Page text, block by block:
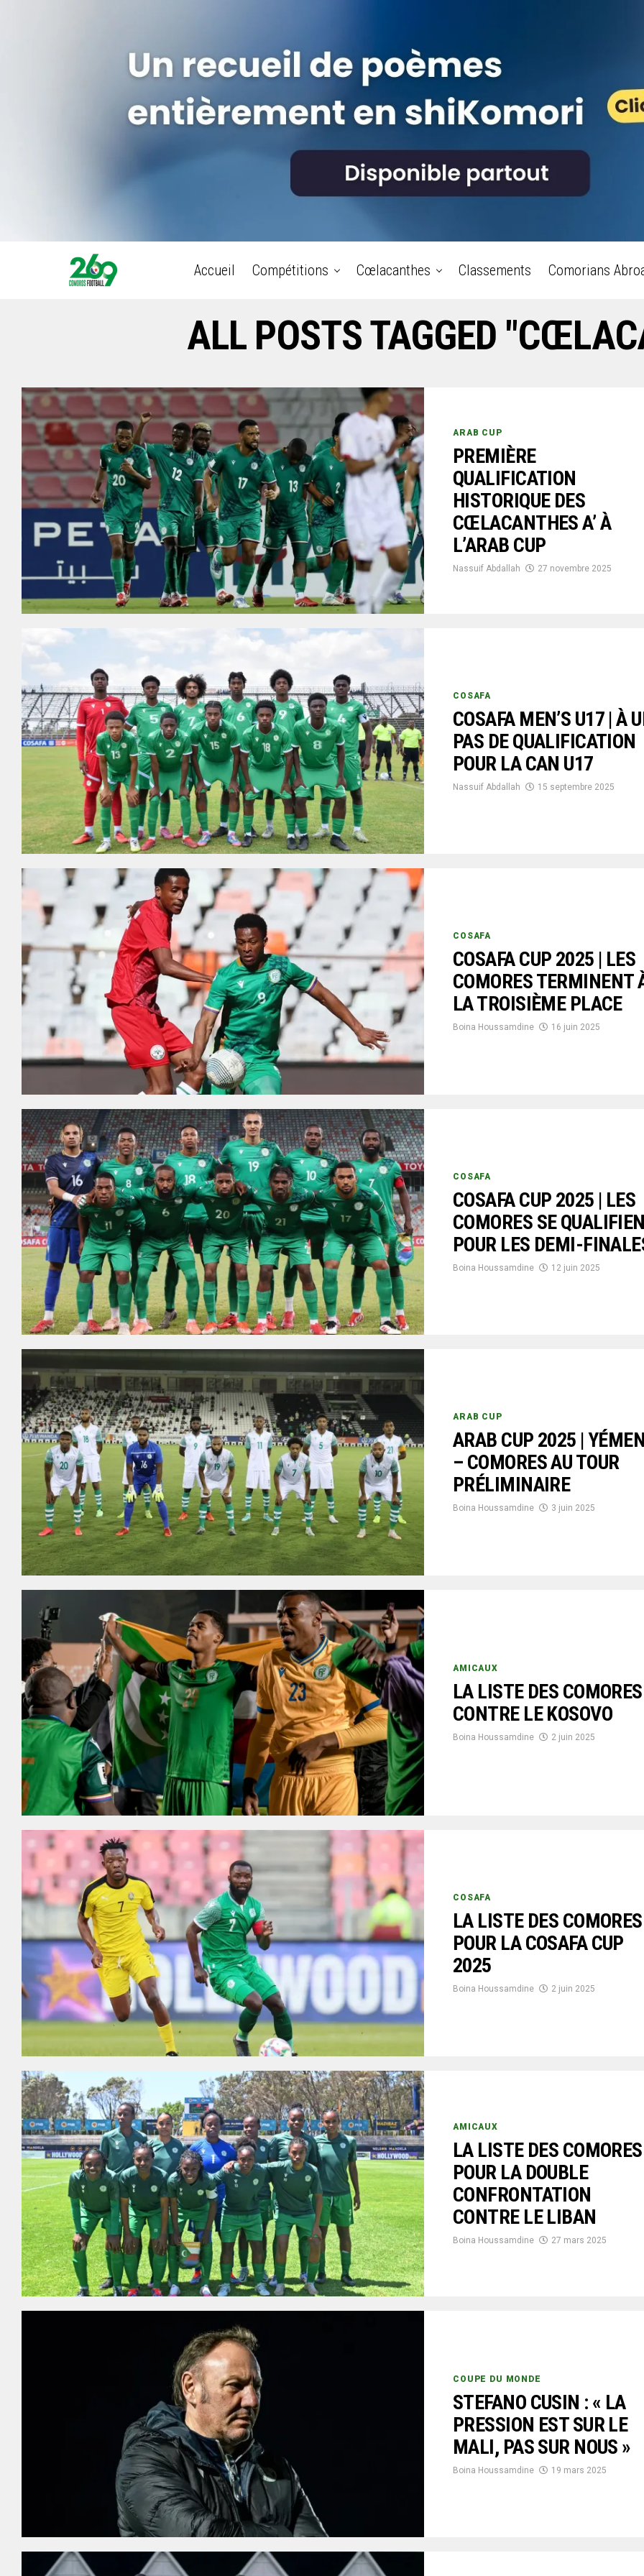
Accueil Compétitions Cœlacanthes Classements Comorians
ALL POSTS TAGGED
ARAB CUP
PREMIÈRE
QUALIFICATION
HISTORIQUE DES
CŒLACANTHES A’ À
L’ARAB CUP
Nassuif Abdallah 27 novembre 2025
COSAFA
COSAFA MEN’S U17 | À
PAS DE QUALIFICATION
POUR LA CAN U17
Nassuif Abdallah 15 septembre 2025
COSAFA
COSAFA CUP 2025 | LES
COMORES TERMINENT
LA TROISIÈME PLACE
Boina Houssamdine 16 juin 2025
COSAFA
COSAFA CUP 2025 | LES
COMORES SE
POUR LES DEMI-
Boina Houssamdine 12 juin 2025
ARAB CUP
ARAB CUP 2025 |
– COMORES AU TOUR
PRÉLIMINAIRE
Boina Houssamdine 3 juin 2025
AMICAUX
LA LISTE DES COMORES
CONTRE LE KOSOVO
Boina Houssamdine 2 juin 2025
COSAFA
LA LISTE DES COMORES
POUR LA COSAFA CUP
2025
Boina Houssamdine 2 juin 2025
AMICAUX
LA LISTE DES COMORES
POUR LA DOUBLE
CONFRONTATION
CONTRE LE LIBAN
Boina Houssamdine 27 mars 2025
COUPE DU MONDE
STEFANO CUSIN : « LA
PRESSION EST SUR LE
MALI, PAS SUR NOUS »
Boina Houssamdine 19 mars 2025